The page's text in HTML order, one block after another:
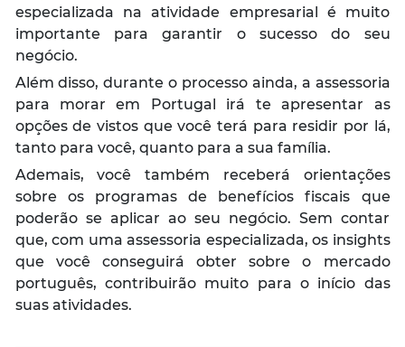
especializada na atividade empresarial é muito
importante para garantir o sucesso do seu
negócio.
Além disso, durante o processo ainda, a assessoria
para morar em Portugal irá te apresentar as
opções de vistos que você terá para residir por lá,
tanto para você, quanto para a sua família.
Ademais, você também receberá orientações
sobre os programas de benefícios fiscais que
poderão se aplicar ao seu negócio. Sem contar
que, com uma assessoria especializada, os insights
que você conseguirá obter sobre o mercado
português, contribuirão muito para o início das
suas atividades.